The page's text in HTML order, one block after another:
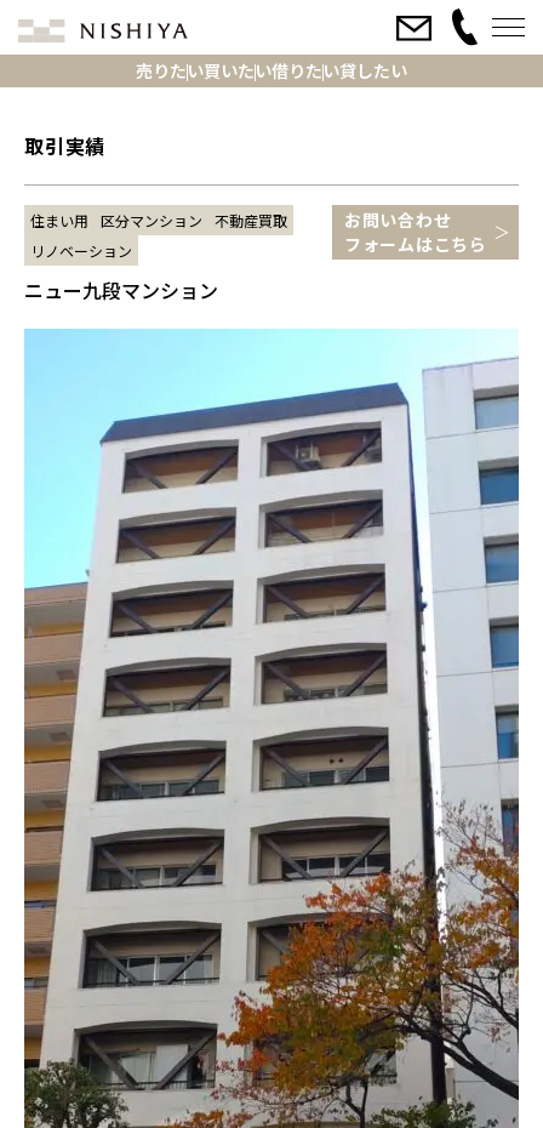
売りたい買いたい借りたい貸したい
取引実績
住まい用 区分マンション
不動産買取
リノベーション
お問い合わせ
フォームはこちら
ニュー九段マンション